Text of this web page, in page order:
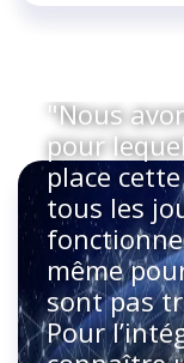
"Nous
pour
place
tous les
même
sont pas
Pour